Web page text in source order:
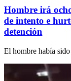
Hombre irá
de intento e
detención
El hombre había